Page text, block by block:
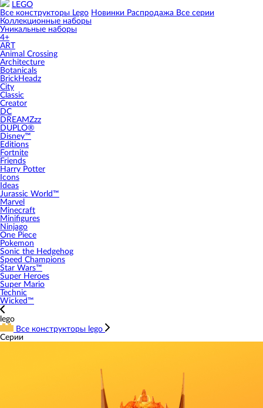
LEGO
Все конструкторы Lego Новинки Распродажа Все серии
Коллекционные наборы
Уникальные наборы
4+
ART
Animal Crossing
Architecture
Botanicals
BrickHeadz
City
Classic
Creator
DC
DREAMZzz
DUPLO®
Disney™
Editions
Fortnite
Friends
Harry Potter
Icons
Ideas
Jurassic World™
Marvel
Minecraft
Minifigures
Ninjago
One Piece
Pokemon
Sonic the Hedgehog
Speed Champions
Star Wars™
Super Heroes
Super Mario
Technic
Wicked™
lego
Все конструкторы lego
Серии